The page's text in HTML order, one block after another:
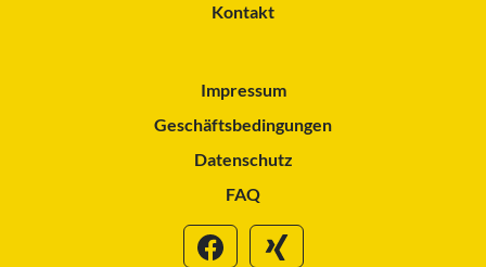
Kontakt
Impressum
Geschäftsbedingungen
Datenschutz
FAQ